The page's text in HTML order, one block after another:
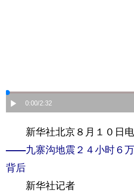
新华社北京８月１０日电
——九寨沟地震２４小时６
背后
新华社记者